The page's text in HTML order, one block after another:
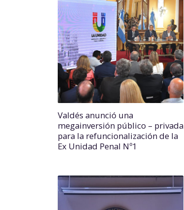
Valdés anunció una
megainversión público – privada
para la refuncionalización de la
Ex Unidad Penal Nº1